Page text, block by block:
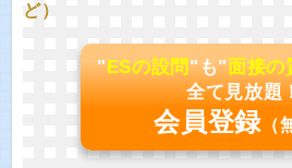
ど）
"ESの設問"も"面接の
全て見放題
会員登録 （